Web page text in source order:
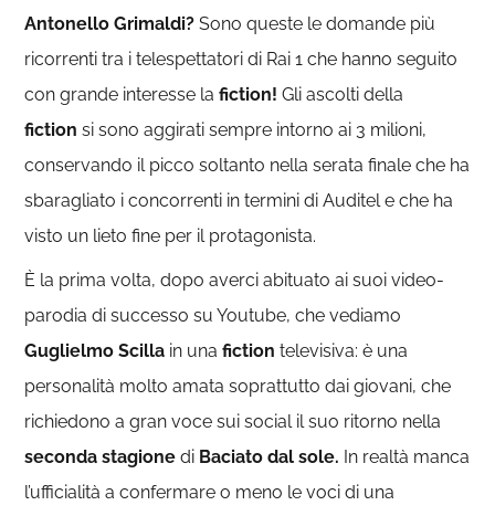
Antonello Grimaldi?Sono queste le domande più
ricorrenti tra i telespettatori di Rai 1 che hanno seguito
con grande interesse lafiction!Gli ascolti della
fictionsi sono aggirati sempre intorno ai 3 milioni,
conservando il picco soltanto nella serata finale che ha
sbaragliato i concorrenti in termini di Auditel e che ha
visto un lieto fine per il protagonista.
È la prima volta, dopo averci abituato ai suoi video-
parodia di successo su Youtube, che vediamo
Guglielmo Scilla in unafiction televisiva: è una
personalità molto amata soprattutto dai giovani, che
richiedono a gran voce sui social il suo ritorno nella
seconda stagione di Baciato dal sole. In realtà manca
l’ufficialità a confermare o meno le voci di una